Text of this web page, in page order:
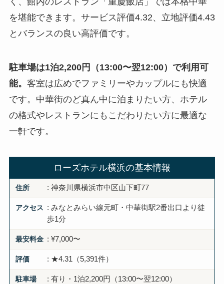
を堪能できます。サービス評価4.32、立地評価4.43
とバランスの良い高評価です。
駐車場は1泊2,200円（13:00〜翌12:00）で利用可
能。 客室は広めでファミリーやカップルにも快適
です。中華街のど真ん中に泊まりたい方、ホテル
の格式やレストランにもこだわりたい方に最適な
一軒です。
ローズホテル横浜の基本情報
住所 : 神奈川県横浜市中区山下町77
アクセス : みなとみらい線元町・中華街駅2番出口より徒
歩1分
最安料金 : ¥7,000〜
評価 : ★4.31（5,391件）
駐車場 : 有り・1泊2,200円（13:00〜翌12:00）